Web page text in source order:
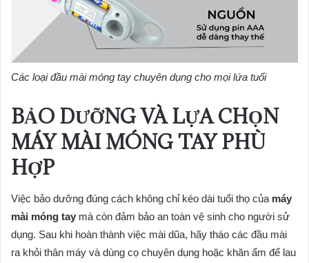
Các loại đầu mài móng tay chuyên dụng cho mọi lứa tuổi
BẢO DƯỠNG VÀ LỰA CHỌN
MÁY MÀI MÓNG TAY PHÙ
HỢP
Việc bảo dưỡng đúng cách không chỉ kéo dài tuổi thọ của máy
mài móng tay mà còn đảm bảo an toàn vệ sinh cho người sử
dụng. Sau khi hoàn thành việc mài dũa, hãy tháo các đầu mài
ra khỏi thân máy và dùng cọ chuyên dụng hoặc khăn ẩm để lau